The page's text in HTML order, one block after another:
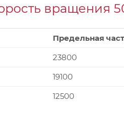
вращения
Предельная
23800
19100
12500